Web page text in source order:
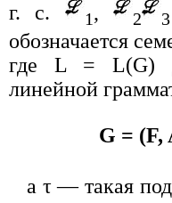
г. с.
1, 2 3
обозначается
где L = L(G)
линейной
G = (F,
а τ — такая